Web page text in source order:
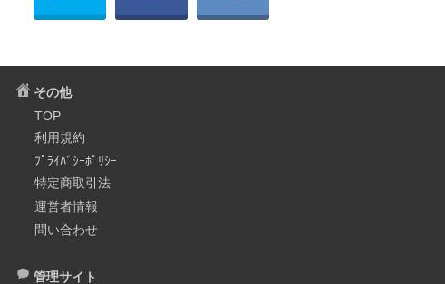
その他
TOP
利用規約
ﾌﾟﾗｲﾊﾞｼｰﾎﾟﾘｼｰ
特定商取引法
運営者情報
問い合わせ
管理サイト